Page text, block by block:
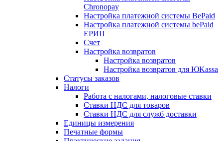
Chronopay
Настройка платежной системы BePaid
Настройка платежной системы bePaid
ЕРИП
Счет
Настройка возвратов
Настройка возвратов
Настройка возвратов для ЮKassa
Статусы заказов
Налоги
Работа с налогами, налоговые ставки
Ставки НДС для товаров
Ставки НДС для служб доставки
Единицы измерения
Печатные формы